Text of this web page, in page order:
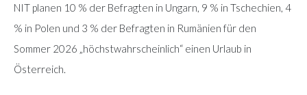
NIT planen 10 % der Befragten in Ungarn, 9 % in Tschechien, 4
% in Polen und 3 % der Befragten in Rumänien für den
Sommer 2026 „höchstwahrscheinlich“ einen Urlaub in
Österreich.